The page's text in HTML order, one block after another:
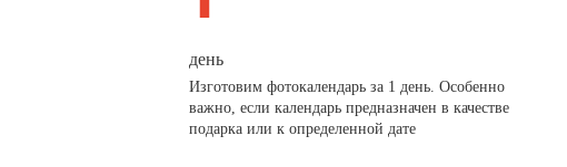
день
Изготовим фотокалендарь за 1 день. Особенно
важно, если календарь предназначен в качестве
подарка или к определенной дате